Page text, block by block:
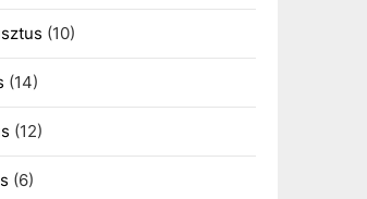
(10)
(14)
(12)
(6)